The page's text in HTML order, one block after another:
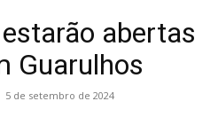
abertas
Guarulhos
5 de setembro de 2024